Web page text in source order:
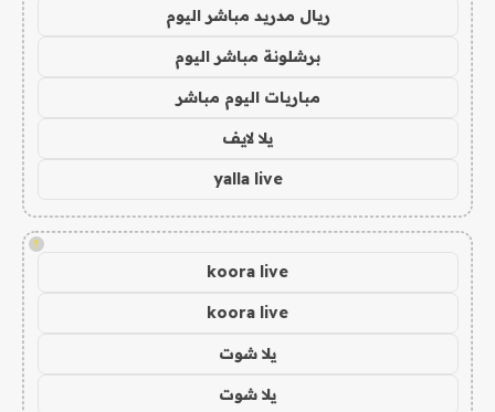
ريال مدريد مباشر اليوم
برشلونة مباشر اليوم
مباريات اليوم مباشر
يلا لايف
yalla live
!
koora live
koora live
يلا شوت
يلا شوت